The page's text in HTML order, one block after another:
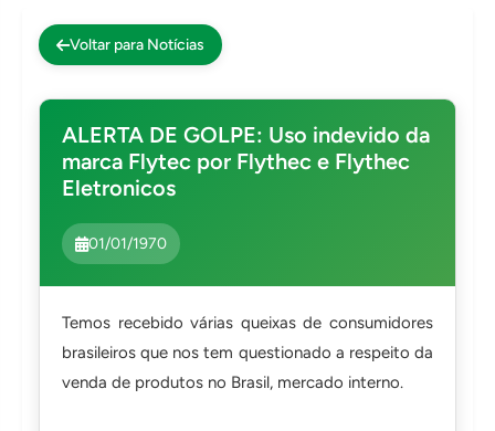
Impressoras
Onu Epon
Onu-Gpon-Gpon
Ont-Xpon
Huawei
Vga
Voip
Ferramentas-Tools
Voltar para Notícias
ALERTA DE GOLPE: Uso indevido da
marca Flytec por Flythec e Flythec
Eletronicos
01/01/1970
Temos recebido várias queixas de consumidores
brasileiros que nos tem questionado a respeito da
venda de produtos no Brasil, mercado interno.